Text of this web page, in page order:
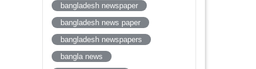
bangladesh newspaper
bangladesh news paper
bangladesh newspapers
bangla news